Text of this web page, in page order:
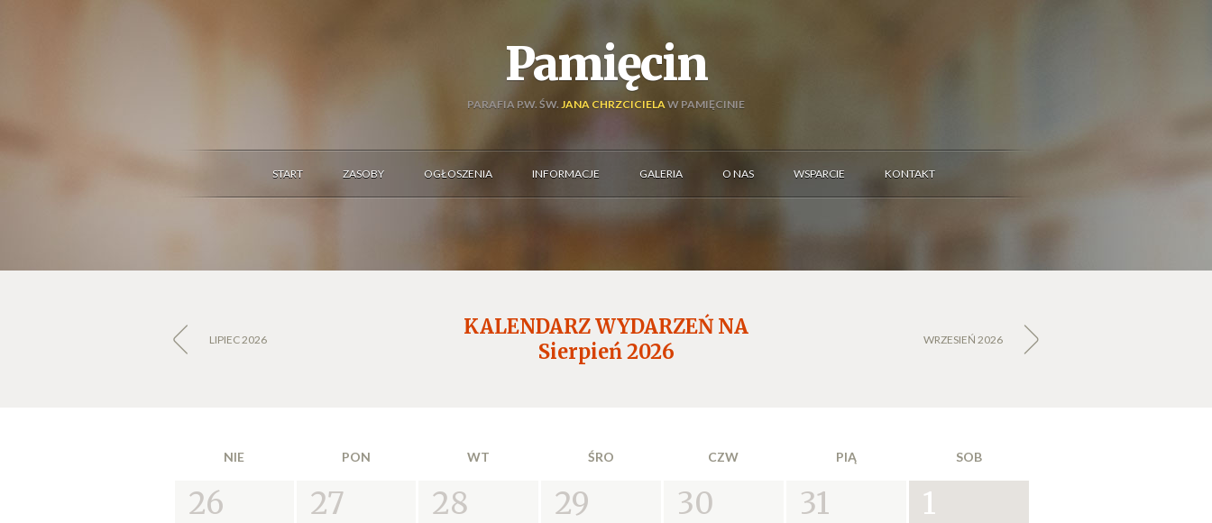
Pamięcin
PARAFIA P.W. ŚW. JANA CHRZCICIELAW PAMIĘCINIE
START ZASOBY OGŁOSZENIA INFORMACJE GALERIA O NAS WSPARCIE KONTAKT
LIPIEC 2026
KALENDARZ WYDARZEŃ NA
Sierpień2026 WRZESIEŃ 2026
NIE PON WT ŚRO CZW PIĄ SOB
26 27 28 29 30 31 1